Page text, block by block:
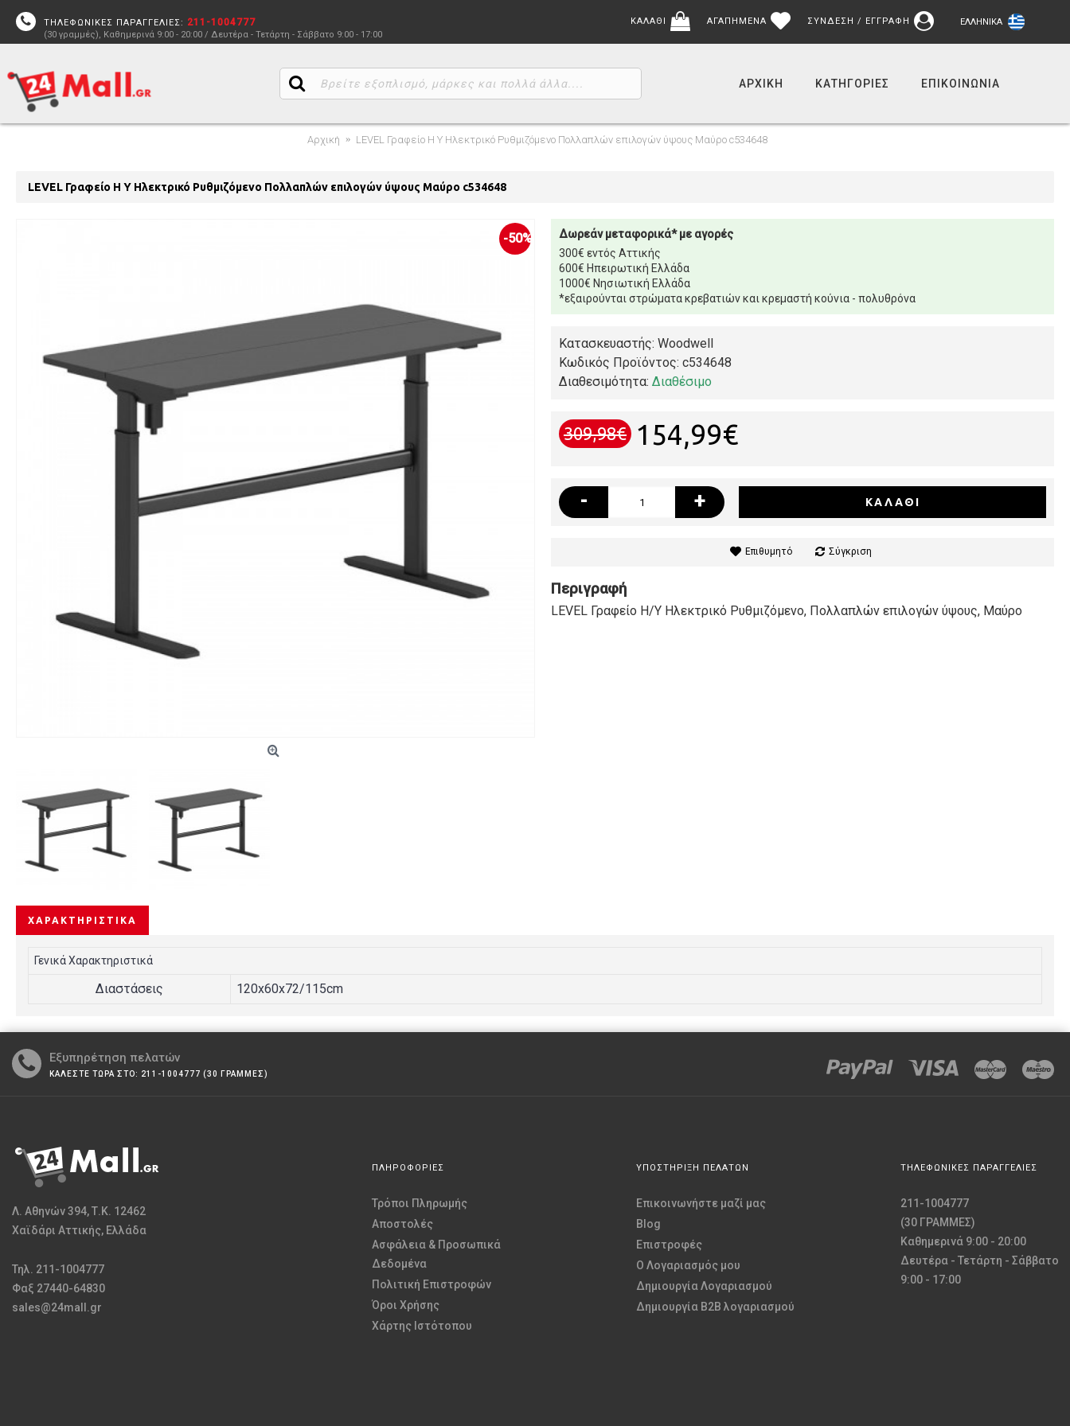
ΤΗΛΕΦΩΝΙΚΕΣ ΠΑΡΑΓΓΕΛΙΕΣ: 211-1004777
(30 γραμμές), Καθημερινά 9:00 - 20:00 / Δευτέρα - Τετάρτη - Σάββατο 9:00 - 17:00
ΕΛΛΗΝΙΚΆ
ΚΑΛΑΘΙ ΑΓΑΠΗΜΕΝΑ ΣΥΝΔΕΣΗ / ΕΓΓΡΑΦΗ
ΑΡΧΙΚΉ ΚΑΤΗΓΟΡΙΕΣ ΕΠΙΚΟΙΝΩΝΊΑ
Αρχική LEVEL Γραφείο Η Υ Ηλεκτρικό Ρυθμιζόμενο Πολλαπλών επιλογών ύψους Μαύρο c534648
LEVEL Γραφείο Η Υ Ηλεκτρικό Ρυθμιζόμενο Πολλαπλών επιλογών ύψους Μαύρο c534648
-50%
Δωρεάν μεταφορικά* με αγορές
300€ εντός Αττικής
600€ Ηπειρωτική Ελλάδα
1000€ Νησιωτική Ελλάδα
*εξαιρούνται στρώματα κρεβατιών και κρεμαστή κούνια - πολυθρόνα
Κατασκευαστής: Woodwell
Κωδικός Προϊόντος: c534648
Διαθεσιμότητα: Διαθέσιμο
309,98€ 154,99€
- + ΚΑΛΆΘΙ
Επιθυμητό Σύγκριση
Περιγραφή
LEVEL Γραφείο Η/Υ Ηλεκτρικό Ρυθμιζόμενο, Πολλαπλών επιλογών ύψους, Μαύρο
ΧΑΡΑΚΤΗΡΙΣΤΙΚΆ
Γενικά Χαρακτηριστικά
Διαστάσεις 120x60x72/115cm
Εξυπηρέτηση πελατών
ΚΑΛΕΣΤΕ ΤΩΡΑ ΣΤΟ: 211-1004777 (30 ΓΡΑΜΜΕΣ)
Λ. Αθηνών 394, Τ.Κ. 12462
Χαϊδάρι Αττικής, Ελλάδα
Τηλ. 211-1004777
Φαξ 27440-64830
sales@24mall.gr
ΠΛΗΡΟΦΟΡΙΕΣ
Τρόποι Πληρωμής
Αποστολές
Ασφάλεια & Προσωπικά
Δεδομένα
Πολιτική Επιστροφών
Όροι Χρήσης
Χάρτης Ιστότοπου
ΥΠΟΣΤΗΡΙΞΗ ΠΕΛΑΤΩΝ
Επικοινωνήστε μαζί μας
Blog
Επιστροφές
O Λογαριασμός μου
Δημιουργία Λογαριασμού
Δημιουργία B2B λογαριασμού
ΤΗΛΕΦΩΝΙΚΕΣ ΠΑΡΑΓΓΕΛΙΕΣ
211-1004777
(30 ΓΡΑΜΜΕΣ)
Καθημερινά 9:00 - 20:00
Δευτέρα - Τετάρτη - Σάββατο
9:00 - 17:00